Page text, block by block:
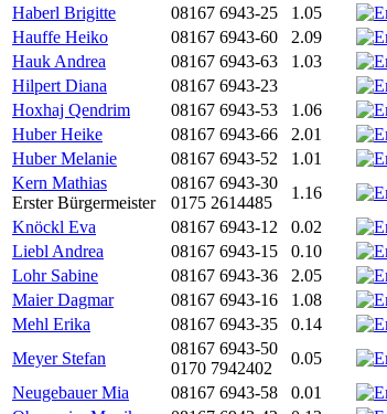
Haberl Brigitte
08167 6943-25 1.05
Hauffe Heiko
08167 6943-60 2.09
Hauk Andrea
08167 6943-63 1.03
Hilpert Diana
08167 6943-23
Hoxhaj Qendrim
08167 6943-53 1.06
Huber Heike
08167 6943-66 2.01
Huber Melanie
08167 6943-52 1.01
Kern Mathias
Erster Bürgermeister
08167 6943-30
0175 2614485
1.16
Knöckl Eva
08167 6943-12 0.02
Liebl Andrea
08167 6943-15 0.10
Lohr Sabine
08167 6943-36 2.05
Maier Dagmar
08167 6943-16 1.08
Mehl Erika
08167 6943-35 0.14
Meyer Stefan
08167 6943-50
0170 7942402
0.05
Neugebauer Mia
08167 6943-58 0.01